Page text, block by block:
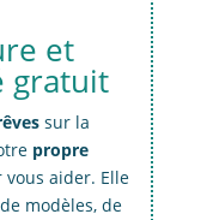
et
gratuit
sur la
propre
vous aider. Elle
modèles, de